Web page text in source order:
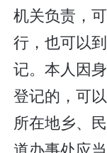
机关负责，
行，也可以
记。本人因
登记的，可
所在地乡、